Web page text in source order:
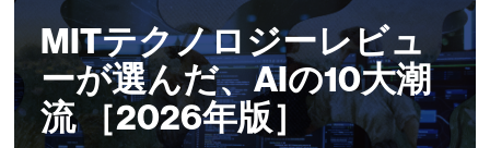
MITテクノロジーレビュ
ーが選んだ、AIの10大潮
流 ［2026年版］